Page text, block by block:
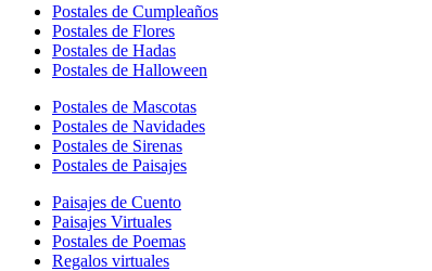
Postales de Cumpleaños
Postales de Flores
Postales de Hadas
Postales de Halloween
Postales de Mascotas
Postales de Navidades
Postales de Sirenas
Postales de Paisajes
Paisajes de Cuento
Paisajes Virtuales
Postales de Poemas
Regalos virtuales